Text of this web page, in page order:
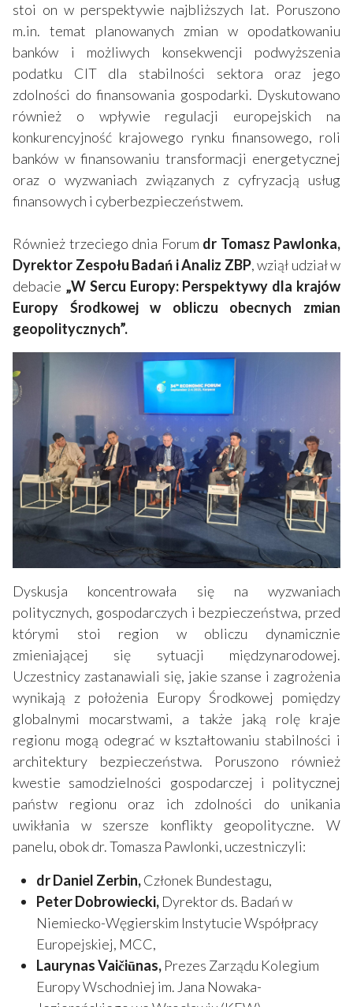
stoi on w perspektywie najbliższych lat. Poruszono
m.in. temat planowanych zmian w opodatkowaniu
banków i możliwych konsekwencji podwyższenia
podatku CIT dla stabilności sektora oraz jego
zdolności do finansowania gospodarki. Dyskutowano
również o wpływie regulacji europejskich na
konkurencyjność krajowego rynku finansowego, roli
banków w finansowaniu transformacji energetycznej
oraz o wyzwaniach związanych z cyfryzacją usług
finansowych i cyberbezpieczeństwem.
Również trzeciego dnia Forum dr Tomasz Pawlonka,
Dyrektor Zespołu Badań i Analiz ZBP, wziął udział w
debacie „W Sercu Europy: Perspektywy dla krajów
Europy Środkowej w obliczu obecnych zmian
geopolitycznych”.
Dyskusja koncentrowała się na wyzwaniach
politycznych, gospodarczych i bezpieczeństwa, przed
którymi stoi region w obliczu dynamicznie
zmieniającej się sytuacji międzynarodowej.
Uczestnicy zastanawiali się, jakie szanse i zagrożenia
wynikają z położenia Europy Środkowej pomiędzy
globalnymi mocarstwami, a także jaką rolę kraje
regionu mogą odegrać w kształtowaniu stabilności i
architektury bezpieczeństwa. Poruszono również
kwestie samodzielności gospodarczej i politycznej
państw regionu oraz ich zdolności do unikania
uwikłania w szersze konflikty geopolityczne. W
panelu, obok dr. Tomasza Pawlonki, uczestniczyli:
dr Daniel Zerbin,Członek Bundestagu,
Peter Dobrowiecki, Dyrektor ds. Badań w
Niemiecko-Węgierskim Instytucie Współpracy
Europejskiej, MCC,
Laurynas Vaičiūnas, Prezes Zarządu Kolegium
Europy Wschodniej im. Jana Nowaka-